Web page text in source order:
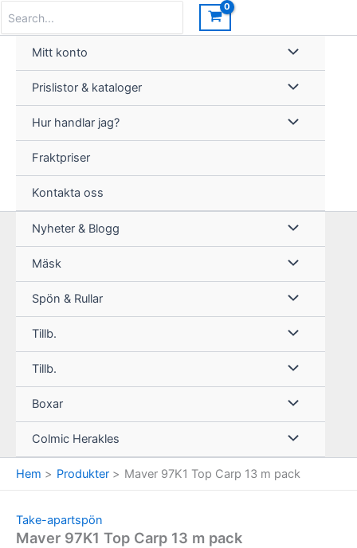
innehåll
for:
Mitt konto
Prislistor & kataloger
Hur handlar jag?
Fraktpriser
Kontakta oss
Nyheter & Blogg
Mäsk
Spön & Rullar
Tillb.
Tillb.
Boxar
Colmic Herakles
Hem Produkter Maver 97K1 Top Carp 13 m pack
Take-apartspön
Maver 97K1 Top Carp 13 m pack